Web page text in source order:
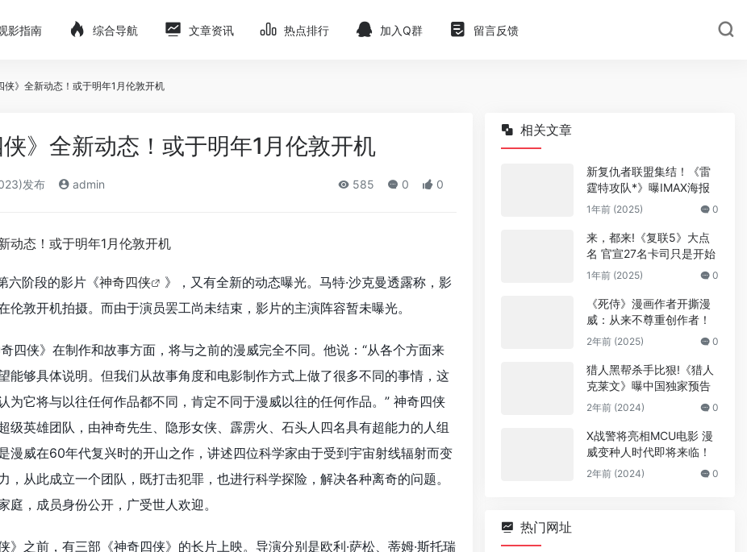
影指南 综合导航 文章资讯 热点排行 加入Q群 留言反馈
侠》全新动态！或于明年1月伦敦开机
》全新动态！或于明年1月伦敦开机
发布 admin 585 0 0
六阶段的影片《神奇四侠
》，又有全新的动态曝光。马特·沙克曼透露称，影
伦敦开机拍摄。而由于演员罢工尚未结束，影片的主演阵容暂未曝光。
四侠》在制作和故事方面，将与之前的漫威完全不同。他说：“从各个方面来
能够具体说明。但我们从故事角度和电影制作方式上做了很多不同的事情，这
为它将与以往任何作品都不同，肯定不同于漫威以往的任何作品。” 神奇四侠
级英雄团队，由神奇先生、隐形女侠、霹雳火、石头人四名具有超能力的人组
漫威在60年代复兴时的开山之作，讲述四位科学家由于受到宇宙射线辐射而变
，从此成立一个团队，既打击犯罪，也进行科学探险，解决各种离奇的问题。
庭，成员身份公开，广受世人欢迎。
》之前，有三部《神奇四侠》的长片上映。导演分别是欧利·萨松、蒂姆·斯托瑞
相关文章
新复仇者联盟集结！《雷
霆特攻队*》曝IMAX海报
1年前 (2025) 0
来，都来!《复联5》大点
名 官宣27名卡司只是开始
1年前 (2025) 0
《死侍》漫画作者开撕漫
威：从来不尊重创作者！
2年前 (2025) 0
猎人黑帮杀手比狠!《猎人
克莱文》曝中国独家预告
2年前 (2024) 0
X战警将亮相MCU电影 漫
威变种人时代即将来临！
2年前 (2024) 0
热门网址